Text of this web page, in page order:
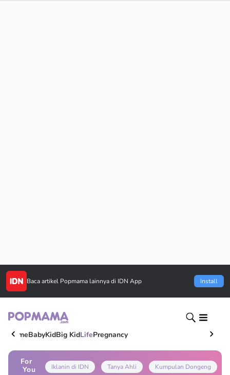
Baca artikel Popmama lainnya di IDN App Install
HomeBabyKidBig KidLifePregnancy
For
You
Iklanin di IDN Tanya Ahli Kumpulan Dongeng